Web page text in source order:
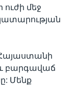
մեջ
բարգավաճ
Մենք